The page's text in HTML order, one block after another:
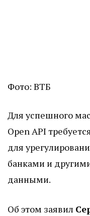
Фото: ВТБ
Для успешного
Open API
для
банками и
данными.
Об этом заявил